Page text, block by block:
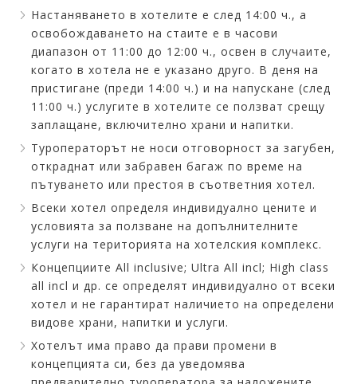
Настаняването в хотелите е след 14:00 ч., а
освобождаването на стаите е в часови
диапазон от 11:00 до 12:00 ч., освен в случаите,
когато в хотела не е указано друго. В деня на
пристигане (преди 14:00 ч.) и на напускане (след
11:00 ч.) услугите в хотелите се ползват срещу
заплащане, включително храни и напитки.
Туроператорът не носи отговорност за загубен,
откраднат или забравен багаж по време на
пътуването или престоя в съответния хотел.
Всеки хотел определя индивидуално цените и
условията за ползване на допълнителните
услуги на територията на хотелския комплекс.
Концепциите All inclusive; Ultra All incl; High class
all incl и др. се определят индивидуално от всеки
хотел и не гарантират наличието на определени
видове храни, напитки и услуги.
Хотелът има право да прави промени в
концепцията си, без да уведомява